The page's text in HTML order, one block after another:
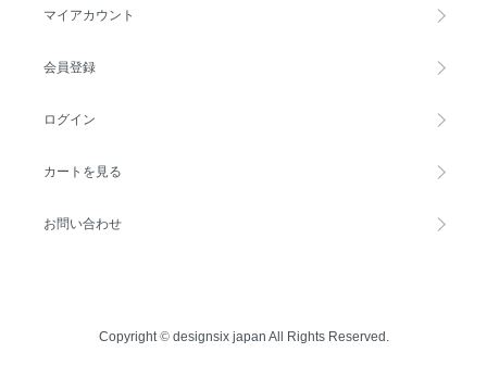
マイアカウント
会員登録
ログイン
カートを見る
お問い合わせ
Copyright ©designsix japan All Rights Reserved.